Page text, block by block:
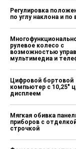
Регулировка
по углу наклона и по
рулевое колесо с
возможностью
мультимедиа и
Цифровой бортовой
компьютер с 10,25"
дисплеем
Мягкая обивка
приборов с
строчкой